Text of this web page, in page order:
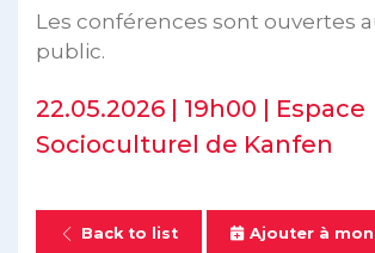
Les conférences sont ouvertes
public.
22.05.2026 | 19h00 | Espace
Socioculturel de Kanfen
Back to list Ajouter à